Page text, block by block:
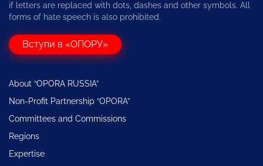
if letters are replaced with dots, dashes and other symbols. All
forms of hate speech is also prohibited.
Вступи в «ОПОРУ»
About “OPORA RUSSIA”
Non-Profit Partnership “OPORA”
Committees and Commissions
Regions
Expertise